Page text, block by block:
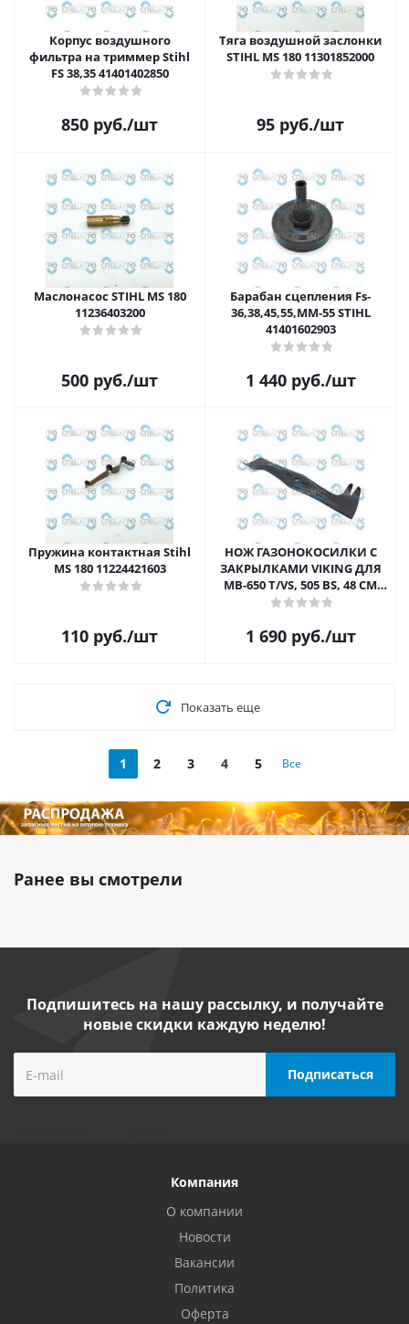
Корпус воздушного
фильтра на триммер Stihl
FS 38,35 41401402850
850 руб./шт
Тяга воздушной заслонки
STIHL MS 180 11301852000
95 руб./шт
Маслонасос STIHL MS 180
11236403200
500 руб./шт
Барабан сцепления Fs-
36,38,45,55,MM-55 STIHL
41401602903
1 440руб./шт
Пружина контактная Stihl
MS 180 11224421603
110 руб./шт
НОЖ ГАЗОНОКОСИЛКИ С
ЗАКРЫЛКАМИ VIKING ДЛЯ
MB-650 T/VS, 505 BS, 48 СМ
63607609992
1 690руб./шт
Показать еще
1 2 3 4 5 Все
Ранее вы смотрели
Подпишитесь на нашу рассылку, и получайте
новые скидки каждую неделю!
Компания
О компании
Новости
Вакансии
Политика
Оферта